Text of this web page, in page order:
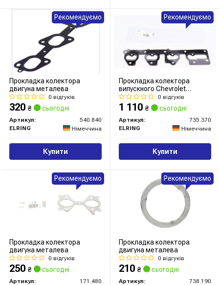
Прокладка колектора
двигуна металева
0 відгуків
320 ₴ сьогодні
Артикул:
540.840
ELRING
Німеччина
Купити
Рекомендуємо
Прокладка колектора
випускного Chevrolet
Nubira/La
0 відгуків
1 110 ₴ сьогодні
Артикул:
735.370
ELRING
Німеччина
Купити
Рекомендуємо
Прокладка колектора
двигуна металева
0 відгуків
250 ₴ сьогодні
Артикул:
171.480
Рекомендуємо
Прокладка колектора
двигуна металева
0 відгуків
210 ₴ сьогодні
Артикул:
738.190
Рекомендуємо